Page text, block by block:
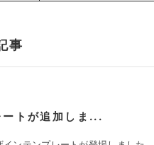
事
トが追加しま...